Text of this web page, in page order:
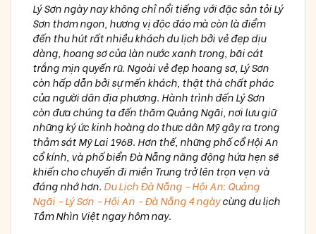
Lý Sơn ngày nay không chỉ nổi tiếng với đặc sản tỏi Lý
Sơn thơm ngon, hương vị độc đáo mà còn là điểm
đến thu hút rất nhiều khách du lịch bởi vẻ đẹp dịu
dàng, hoang sơ của làn nước xanh trong, bãi cát
trắng mịn quyến rũ. Ngoài vẻ đẹp hoang sơ, Lý Sơn
còn hấp dẫn bởi sự mến khách, thật thà chất phác
của người dân địa phương. Hành trình đến Lý Sơn
còn đưa chúng ta đến thăm Quảng Ngãi, nơi lưu giữ
những ký ức kinh hoàng do thực dân Mỹ gây ra trong
thảm sát Mỹ Lai 1968. Hơn thế, những phố cổ Hội An
cổ kính, và phố biển Đà Nẵng năng động hứa hẹn sẽ
khiến cho chuyến đi miền Trung trở lên trọn vẹn và
đáng nhớ hơn. Du Lịch Đà Nẵng - Hội An: Quảng
Ngãi - Lý Sơn - Hội An - Đà Nẵng 4 ngàycùng du lịch
Tầm Nhìn Việt ngay hôm nay.